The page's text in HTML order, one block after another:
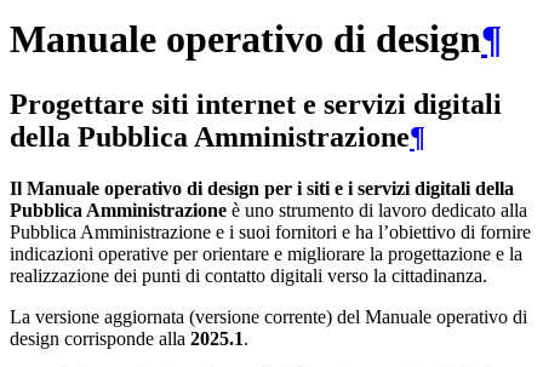
Manuale operativo di design¶
Progettare siti internet e servizi digitali
della Pubblica Amministrazione¶
Il Manuale operativo di design per i siti e i servizi digitali della
Pubblica Amministrazione è uno strumento di lavoro dedicato alla
Pubblica Amministrazione e i suoi fornitori e ha l’obiettivo di fornire
indicazioni operative per orientare e migliorare la progettazione e la
realizzazione dei punti di contatto digitali verso la cittadinanza.
La versione aggiornata (versione corrente) del Manuale operativo di
design corrisponde alla 2025.1.